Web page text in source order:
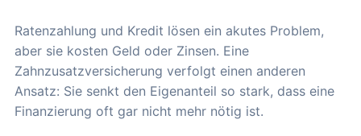
Ratenzahlung und Kredit lösen ein akutes Problem,
aber sie kosten Geld oder Zinsen. Eine
Zahnzusatzversicherung verfolgt einen anderen
Ansatz: Sie senkt den Eigenanteil so stark, dass eine
Finanzierung oft gar nicht mehr nötig ist.